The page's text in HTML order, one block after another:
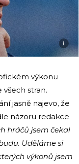
i
výkonu
všech stran.
jasně najevo, že
názoru redakce
hráčů jsem čekal
Uděláme si
výkonů jsem